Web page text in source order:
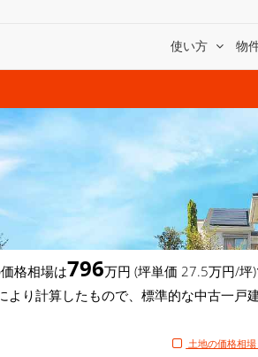
使い方 物
格相場は796万円 (坪単価 27.5万円/
より計算したもので、標準的な中古一戸
土地の価格相場